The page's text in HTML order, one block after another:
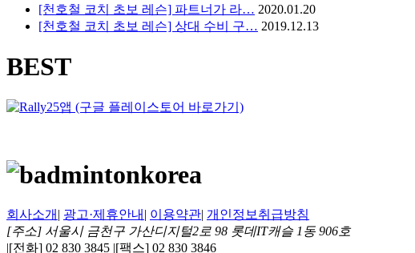
​[천호철 코치 초보 레슨] 파트너가 라… 2020.01.20
[천호철 코치 초보 레슨] 상대 수비 구… 2019.12.13
BEST
회사소개 | 광고·제휴안내 | 이용약관| 개인정보취급방침
[주소] 서울시 금천구 가산디지털2로 98 롯데IT캐슬 1동 906호
|[전화] 02 830 3845 |[팩스] 02 830 3846